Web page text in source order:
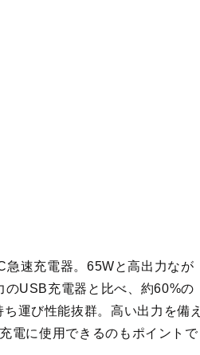
速充電器。65Wと高出力なが
のUSB充電器と比べ、約60%の
運び性能抜群。高い出力を備え
電に使用できるのもポイントで